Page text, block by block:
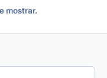
mostrar.